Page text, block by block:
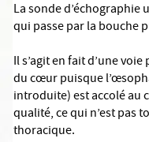
La sonde d’échographie
qui passe par la bouche
Il s’agit en fait d’une
du cœur puisque
introduite) est accolé au
qualité, ce qui n’est pas
thoracique.